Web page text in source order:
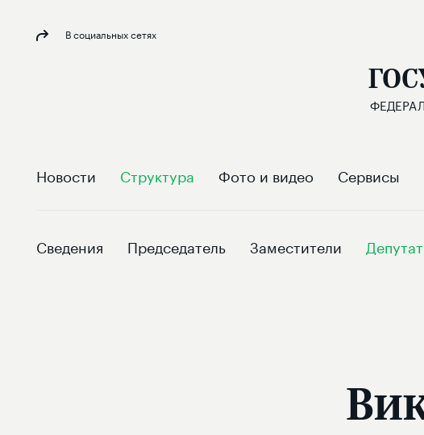
В социальных сетях
Новости Структура Фото и видео Сервисы
Сведения Председатель Заместители